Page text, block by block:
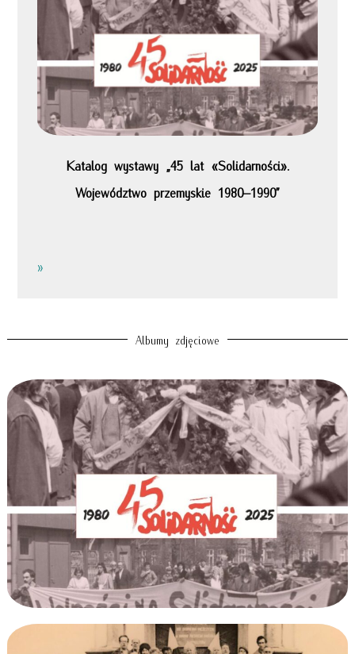
Katalog wystawy „45 lat «Solidarności».
Województwo przemyskie 1980–1990”
»
Albumy zdjęciowe